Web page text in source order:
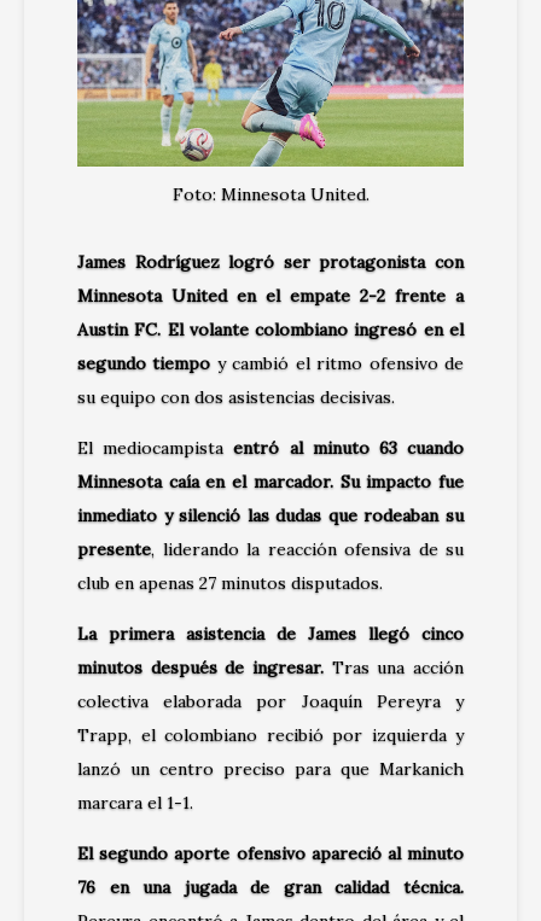
Foto: Minnesota United.
James Rodríguez logró ser protagonista con
Minnesota Uniteden el empate 2-2 frente a
Austin FC. El volante colombiano ingresó en el
segundo tiempo y cambió el ritmo ofensivo de
su equipo con dos asistencias decisivas.
El mediocampistaentró al minuto 63 cuando
Minnesota caía en el marcador. Su impacto fue
inmediato y silenció las dudas que rodeaban su
presente, liderando la reacción ofensiva de su
club en apenas 27 minutos disputados.
La primera asistencia de James llegó cinco
minutos después de ingresar. Tras una acción
colectiva elaborada por Joaquín Pereyra y
Trapp, el colombiano recibió por izquierda y
lanzó un centro preciso para que Markanich
marcara el 1-1.
El segundo aporte ofensivo apareció al minuto
76 en una jugada de gran calidad técnica.